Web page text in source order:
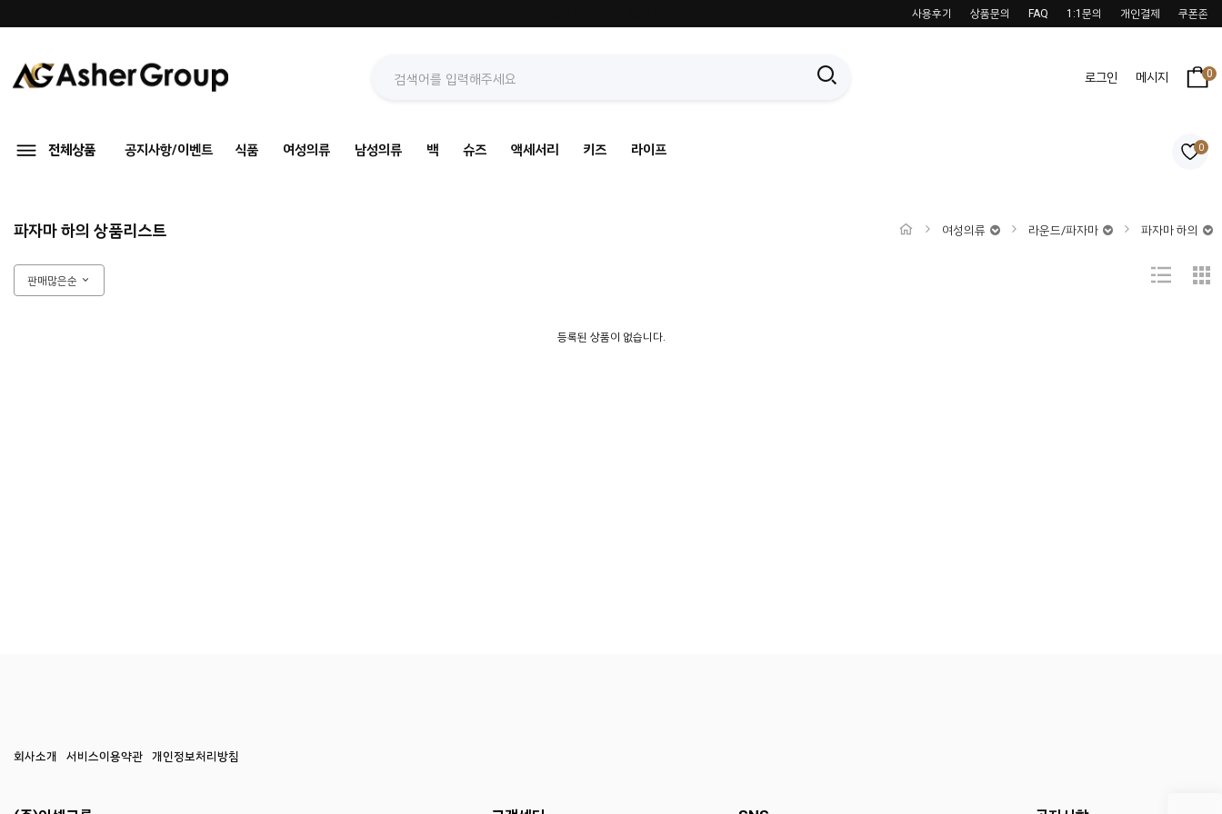
사용후기 상품문의 FAQ 1:1문의 개인결제 쿠폰존
로그인 메시지 0
전체상품 공지사항/이벤트 식품 여성의류 남성의류 백 슈즈 액세서리 키즈 라이프 0
파자마 하의 상품리스트 여성의류 라운드/파자마 파자마 하의
판매많은순
등록된 상품이 없습니다.
회사소개 서비스이용약관 개인정보처리방침